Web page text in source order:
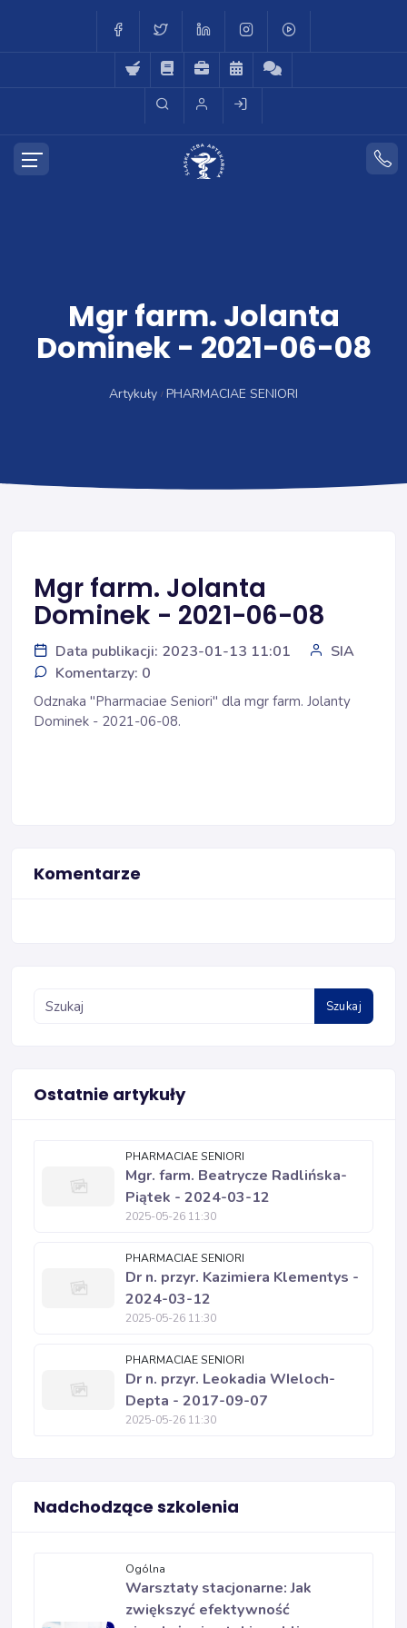
Mgr farm. Jolanta
Dominek - 2021-06-08
Artykuły PHARMACIAE SENIORI
Mgr farm. Jolanta
Dominek - 2021-06-08
Data publikacji: 2023-01-13 11:01
SIA
Komentarzy: 0
Odznaka "Pharmaciae Seniori" dla mgr farm. Jolanty
Dominek - 2021-06-08.
Komentarze
Szukaj
Ostatnie artykuły
PHARMACIAE SENIORI
Mgr. farm. Beatrycze Radlińska-
Piątek - 2024-03-12
2025-05-26 11:30
PHARMACIAE SENIORI
Dr n. przyr. Kazimiera Klementys -
2024-03-12
2025-05-26 11:30
PHARMACIAE SENIORI
Dr n. przyr. Leokadia WIeloch-
Depta - 2017-09-07
2025-05-26 11:30
Nadchodzące szkolenia
Ogólna
Warsztaty stacjonarne: Jak
zwiększyć efektywność